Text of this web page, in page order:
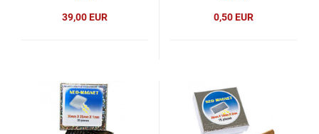
39,00 EUR 0,50 EUR